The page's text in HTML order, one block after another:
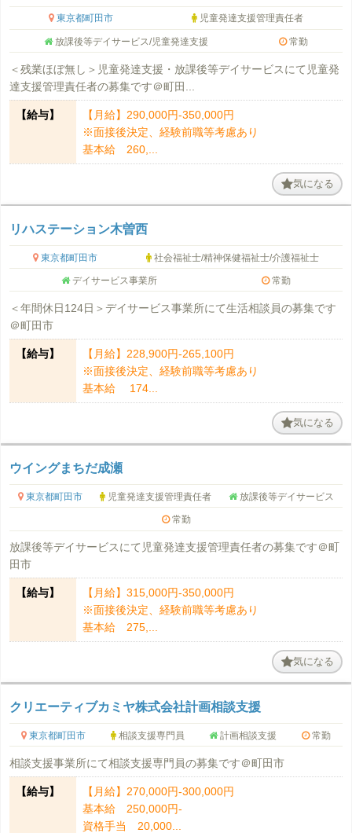
東京都町田市 児童発達支援管理責任者
放課後等デイサービス/児童発達支援 常勤
＜残業ほぼ無し＞児童発達支援・放課後等デイサービスにて児童発
達支援管理責任者の募集です＠町田...
【給与】
【月給】290,000円-350,000円
※面接後決定、経験前職等考慮あり
基本給 260,...
気になる
リハステーション木曽西
東京都町田市 社会福祉士/精神保健福祉士/介護福祉士
デイサービス事業所 常勤
＜年間休日124日＞デイサービス事業所にて生活相談員の募集です
＠町田市
【給与】
【月給】228,900円‐265,100円
※面接後決定、経験前職等考慮あり
基本給 174...
気になる
ウイングまちだ成瀬
東京都町田市 児童発達支援管理責任者 放課後等デイサービス
常勤
放課後等デイサービスにて児童発達支援管理責任者の募集です＠町
田市
【給与】
【月給】315,000円-350,000円
※面接後決定、経験前職等考慮あり
基本給 275,...
気になる
クリエーティブカミヤ株式会社計画相談支援
東京都町田市 相談支援専門員 計画相談支援 常勤
相談支援事業所にて相談支援専門員の募集です＠町田市
【給与】
【月給】270,000円‐300,000円
基本給 250,000円‐
資格手当 20,000...